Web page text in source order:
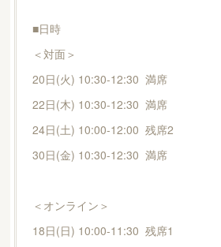
■日時
＜対面＞
20日(火) 10:30-12:30 満席
22日(木) 10:30-12:30 満席
24日(土) 10:00-12:00 残席2
30日(金) 10:30-12:30 満席
＜オンライン＞
18日(日) 10:00-11:30 残席1